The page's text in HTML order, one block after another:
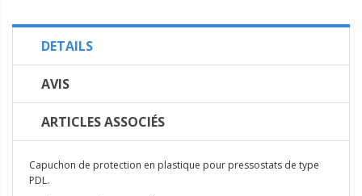
DETAILS
AVIS
ARTICLES ASSOCIÉS
Capuchon de protection en plastique pour pressostats de type
PDL.